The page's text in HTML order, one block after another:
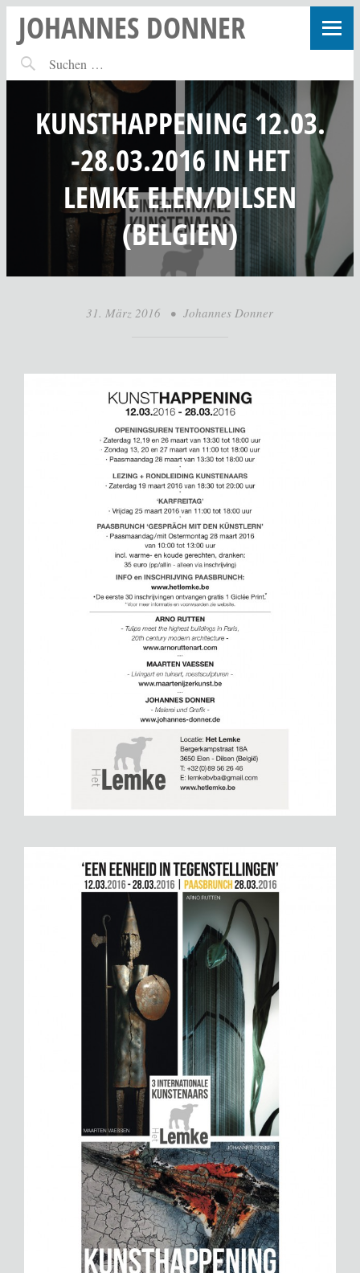
JOHANNES DONNER
KUNSTHAPPENING 12.03.
-28.03.2016 IN HET
LEMKE ELEN/DILSEN
(BELGIEN)
31. März 2016 • Johannes Donner